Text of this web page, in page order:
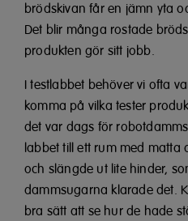
brödskivan får en jämn yta
Det blir många rostade
produkten gör sitt jobb.
I testlabbet behöver vi ofta
komma på vilka tester
det var dags för
labbet till ett rum med matta
och slängde ut lite hinder,
dammsugarna klarade det.
bra sätt att se hur de hade